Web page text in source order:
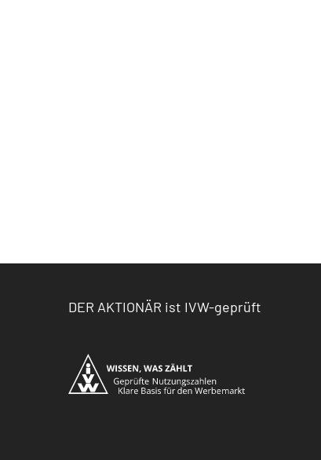
DER AKTIONÄR ist IVW-geprüft